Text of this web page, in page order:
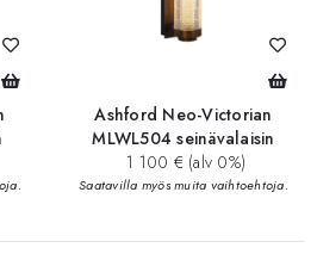
Ashford Neo-Victorian
MLWL504 seinävalaisin
1 100 € (alv 0%)
Saatavilla myös muita vaihtoehtoja.